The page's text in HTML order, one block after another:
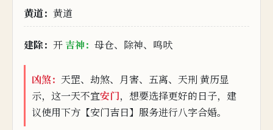
黄道： 黄道
建除： 开吉神： 母仓、除神、鸣吠
凶煞： 天罡、劫煞、月害、五离、天刑 黄历显
示，这一天不宜安门，想要选择更好的日子，建
议使用下方【安门吉日】服务进行八字合婚。